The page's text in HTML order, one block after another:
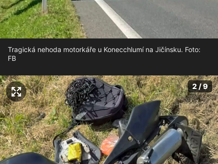
Tragická nehoda motorkáře u Konecchlumí na Jičínsku. Foto:
FB
2 / 9